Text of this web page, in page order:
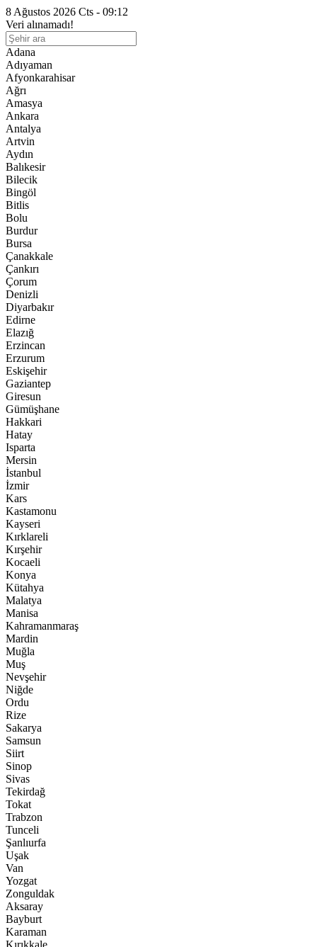
8 Ağustos 2026 Cts - 09:12
Veri alınamadı!
Adana
Adıyaman
Afyonkarahisar
Ağrı
Amasya
Ankara
Antalya
Artvin
Aydın
Balıkesir
Bilecik
Bingöl
Bitlis
Bolu
Burdur
Bursa
Çanakkale
Çankırı
Çorum
Denizli
Diyarbakır
Edirne
Elazığ
Erzincan
Erzurum
Eskişehir
Gaziantep
Giresun
Gümüşhane
Hakkari
Hatay
Isparta
Mersin
İstanbul
İzmir
Kars
Kastamonu
Kayseri
Kırklareli
Kırşehir
Kocaeli
Konya
Kütahya
Malatya
Manisa
Kahramanmaraş
Mardin
Muğla
Muş
Nevşehir
Niğde
Ordu
Rize
Sakarya
Samsun
Siirt
Sinop
Sivas
Tekirdağ
Tokat
Trabzon
Tunceli
Şanlıurfa
Uşak
Van
Yozgat
Zonguldak
Aksaray
Bayburt
Karaman
Kırıkkale